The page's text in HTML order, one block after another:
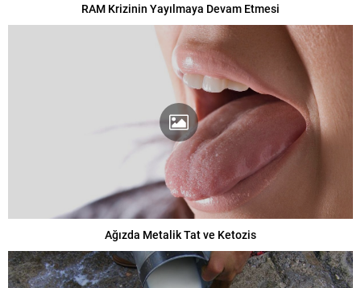
RAM Krizinin Yayılmaya Devam Etmesi
Ağızda Metalik Tat ve Ketozis